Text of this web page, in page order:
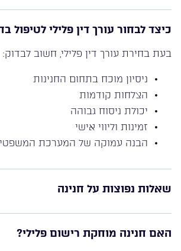
כיצד לבחור עורך דין פלילי לטיפול
בעת בחירת עורך דין פלילי, חשוב לבדוק:
ניסיון מוכח בתחום החנינות
הצלחות קודמות
יכולת ניסוח גבוהה
זמינות וליווי אישי
הבנה עמוקה של המערכת
שאלות נפוצות על חנינה
האם חנינה מוחקת רישום פלילי?